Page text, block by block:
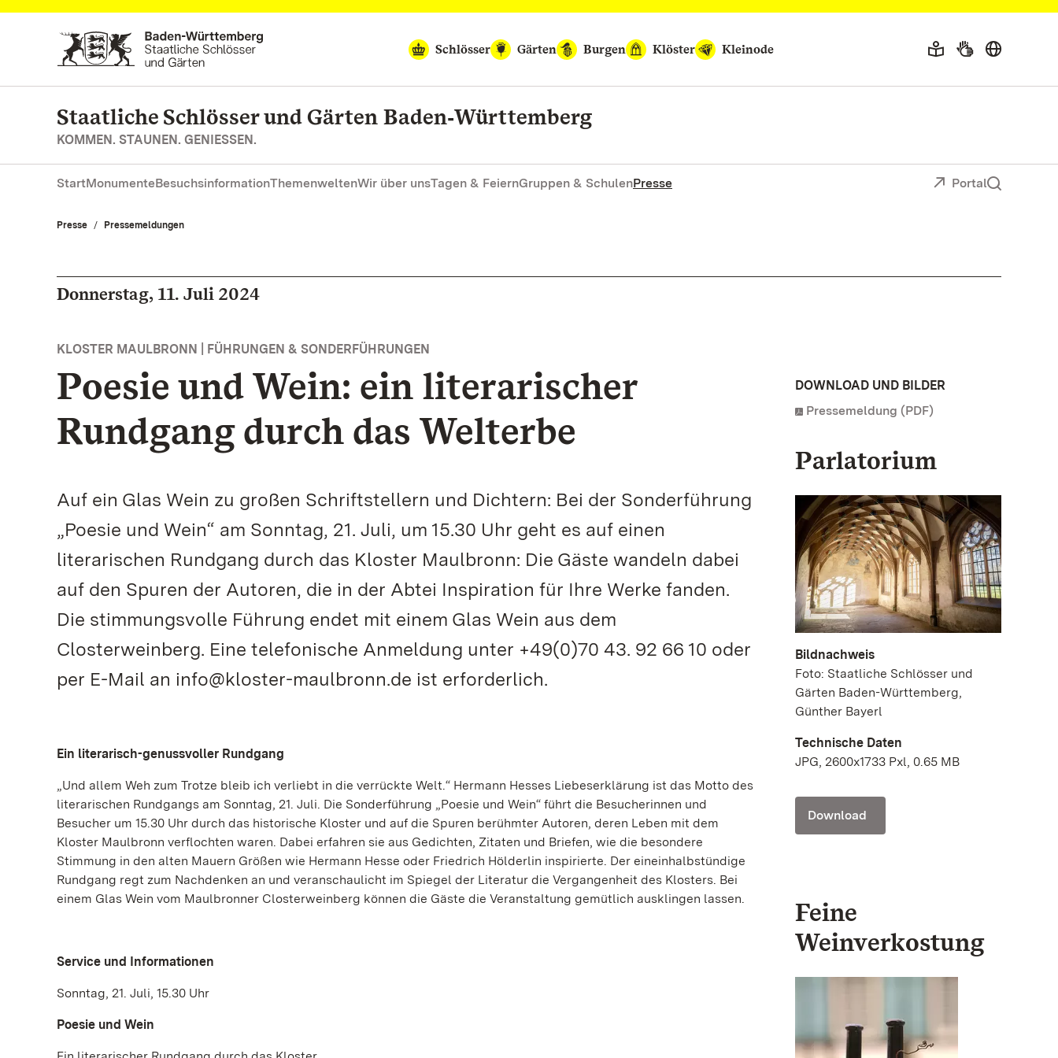
Zum Hauptinhalt springen
Schlösser
Gärten Burgen Klöster Kleinode
Staatliche Schlösser und Gärten Baden‑Württemberg
KOMMEN. STAUNEN. GENIESSEN.
StartMonumenteBesuchsinformationThemenweltenWir über unsTagen & FeiernGruppen & SchulenPresse Portal
Presse Pressemeldungen
Donnerstag, 11. Juli 2024
KLOSTER MAULBRONN | FÜHRUNGEN & SONDERFÜHRUNGEN
Poesie und Wein: ein literarischer
Rundgang durch das Welterbe
Auf ein Glas Wein zu großen Schriftstellern und Dichtern: Bei der Sonderführung
„Poesie und Wein“ am Sonntag, 21. Juli, um 15.30 Uhr geht es auf einen
literarischen Rundgang durch das Kloster Maulbronn: Die Gäste wandeln dabei
auf den Spuren der Autoren, die in der Abtei Inspiration für Ihre Werke fanden.
Die stimmungsvolle Führung endet mit einem Glas Wein aus dem
Closterweinberg. Eine telefonische Anmeldung unter +49(0)70 43. 92 66 10 oder
per E-Mail an info@kloster-maulbronn.de ist erforderlich.
Ein literarisch-genussvoller Rundgang
„Und allem Weh zum Trotze bleib ich verliebt in die verrückte Welt.“ Hermann Hesses Liebeserklärung ist das Motto des
literarischen Rundgangs am Sonntag, 21. Juli. Die Sonderführung „Poesie und Wein“ führt die Besucherinnen und
Besucher um 15.30 Uhr durch das historische Kloster und auf die Spuren berühmter Autoren, deren Leben mit dem
Kloster Maulbronn verflochten waren. Dabei erfahren sie aus Gedichten, Zitaten und Briefen, wie die besondere
Stimmung in den alten Mauern Größen wie Hermann Hesse oder Friedrich Hölderlin inspirierte. Der eineinhalbstündige
Rundgang regt zum Nachdenken an und veranschaulicht im Spiegel der Literatur die Vergangenheit des Klosters. Bei
einem Glas Wein vom Maulbronner Closterweinberg können die Gäste die Veranstaltung gemütlich ausklingen lassen.
Service und Informationen
Sonntag, 21. Juli, 15.30 Uhr
Poesie und Wein
DOWNLOAD UND BILDER
Pressemeldung (PDF)
Parlatorium
Bildnachweis
Foto: Staatliche Schlösser und
Gärten Baden-Württemberg,
Günther Bayerl
Technische Daten
JPG, 2600x1733 Pxl, 0.65 MB
Download
Feine
Weinverkostung